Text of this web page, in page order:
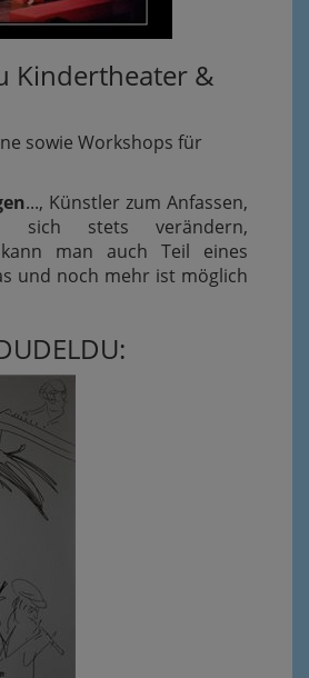
Kindertheater &
sowie Workshops für
..., Künstler zum Anfassen,
sich stets verändern,
man auch Teil eines
und noch mehr ist möglich